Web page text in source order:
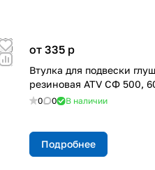
от 335 p
Втулка для подвески
резиновая ATV СФ 500,
0 0 В наличии
Подробнее